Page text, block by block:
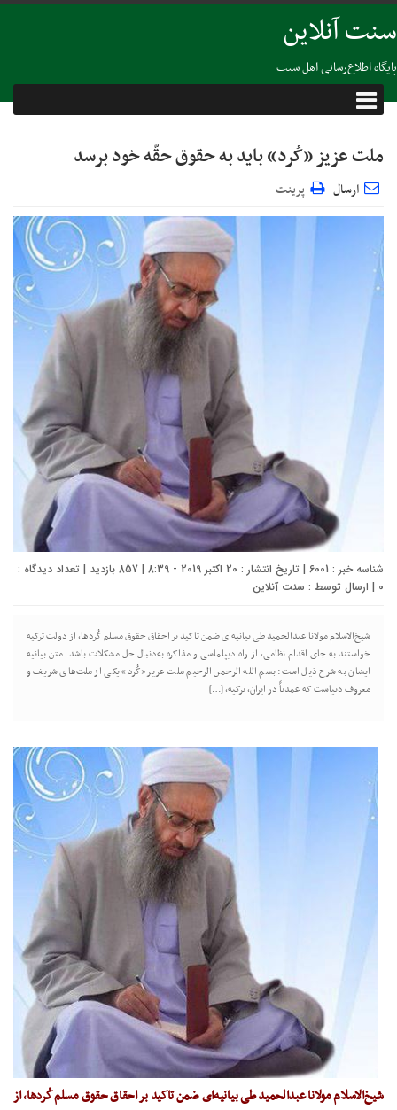
سنت آنلاین
پایگاه اطلاع‌رسانی اهل سنت
ملت عزیز «کُرد» باید به حقوق حقّه خود برسد
ارسال پرینت
شناسه خبر : 6001 | تاریخ انتشار : 20 اکتبر 2019 - 8:39 | 857 بازدید | تعداد دیدگاه :
0 | ارسال توسط : سنت آنلاین
شیخ‌الاسلام مولانا عبدالحمید طی بیانیه‌ای ضمن تاکید بر احقاق حقوق مسلم کُردها، از دولت ترکیه
خواستند به جای اقدام نظامی، از راه دیپلماسی و مذاکره به‌دنبال حل مشکلات باشد. متن بیانیه
ایشان به شرح ذیل است: بسم الله الرحمن الرحیم ملت عزیز «کُرد» یکی از ملت‌های شریف و
معروف دنیاست که عمدتاً در ایران، ترکیه، […]
شیخ‌الاسلام مولانا عبدالحمید طی بیانیه‌ای ضمن تاکید بر احقاق حقوق مسلم کُردها، از